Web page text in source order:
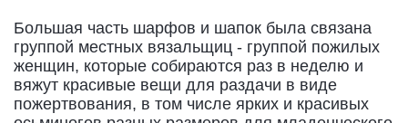
Большая часть шарфов и шапок была связана
группой местных вязальщиц - группой пожилых
женщин, которые собираются раз в неделю и
вяжут красивые вещи для раздачи в виде
пожертвования, в том числе ярких и красивых